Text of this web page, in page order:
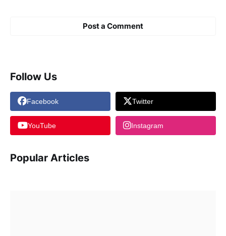
Post a Comment
Follow Us
Facebook Twitter
YouTube Instagram
Popular Articles